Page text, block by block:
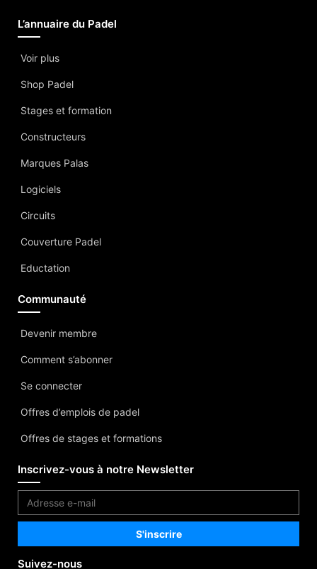
L’annuaire du Padel
Voir plus
Shop Padel
Stages et formation
Constructeurs
Marques Palas
Logiciels
Circuits
Couverture Padel
Eductation
Communauté
Devenir membre
Comment s’abonner
Se connecter
Offres d’emplois de padel
Offres de stages et formations
Inscrivez-vous à notre Newsletter
Suivez-nous